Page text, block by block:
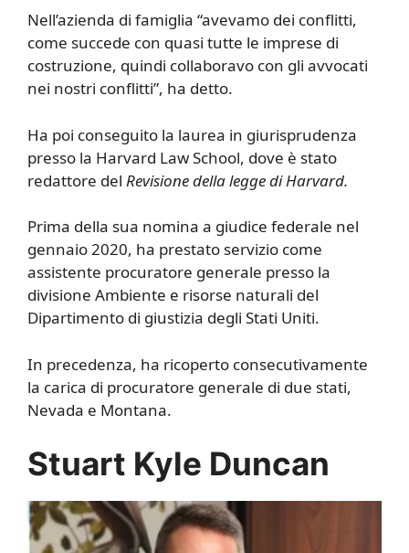
Nell’azienda di famiglia “avevamo dei conflitti,
come succede con quasi tutte le imprese di
costruzione, quindi collaboravo con gli avvocati
nei nostri conflitti”, ha detto.
Ha poi conseguito la laurea in giurisprudenza
presso la Harvard Law School, dove è stato
redattore del Revisione della legge di Harvard.
Prima della sua nomina a giudice federale nel
gennaio 2020, ha prestato servizio come
assistente procuratore generale presso la
divisione Ambiente e risorse naturali del
Dipartimento di giustizia degli Stati Uniti.
In precedenza, ha ricoperto consecutivamente
la carica di procuratore generale di due stati,
Nevada e Montana.
Stuart Kyle Duncan